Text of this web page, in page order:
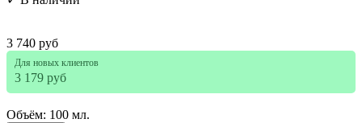
3 740 руб
Для новых клиентов
3 179 руб
Объём: 100 мл.